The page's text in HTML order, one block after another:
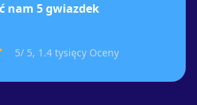
nam 5 gwiazdek
5/ 5, 1.4 tysięcy Oceny